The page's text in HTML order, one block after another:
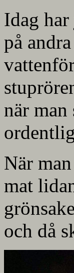
Idag
på
när
När
mat
och då